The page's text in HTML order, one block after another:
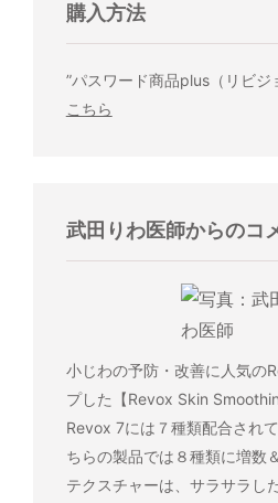
購入方法
”パスワード商品plus（リビジ
こちら
武田りわ医師からのコ
小じわの予防・改善に人気の
プした【Revox Skin
Revox 7には７種類配合され
ちらの製品では８種類に増数
テクスチャーは、サラサラし